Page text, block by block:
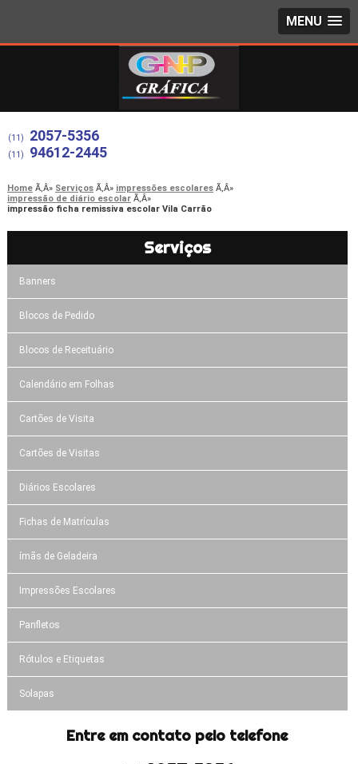
MENU
(11) 2057-5356
(11) 94612-2445
Home Serviços
impressões escolares
impressão de diário escolar
impressão ficha remissiva escolar Vila Carrão
Serviços
Banners
Blocos de Pedido
Blocos de Receituário
Calendário em Folhas
Cartões de Visita
Cartões de Visitas
Diários Escolares
Fichas de Matrículas
ímãs de Geladeira
Impressões Escolares
Panfletos
Rótulos e Etiquetas
Solapas
Entre em contato pelo telefone